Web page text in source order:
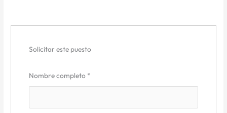
Solicitar este puesto
Nombre completo *